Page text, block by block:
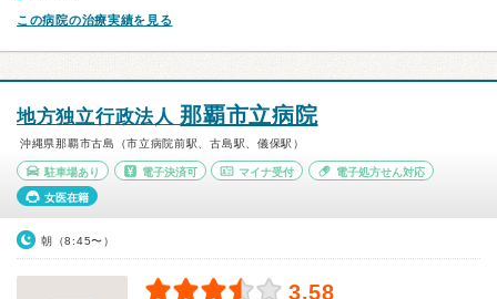
この病院の治療実績を見る
地方独立行政法人那覇市立病院
沖縄県那覇市古島（市立病院前駅、古島駅、儀保駅）
駐車場あり 電子決済可 マイナ受付 電子処方せん対応
女医在籍
朝（8:45〜）
3.58